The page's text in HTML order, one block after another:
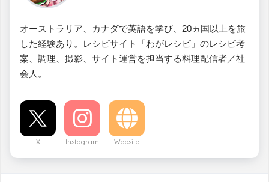
オーストラリア、カナダで英語を学び、20ヵ国以上を旅
した経験あり。レシピサイト「わがレシピ」のレシピ考
案、調理、撮影、サイト運営を担当する料理配信者／社
会人。
X Instagram Website